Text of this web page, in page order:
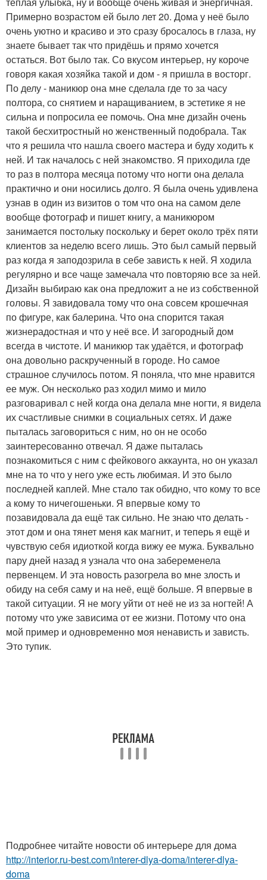
Примерно возрастом ей было лет 20. Дома у неё было
очень уютно и красиво и это сразу бросалось в глаза, ну
знаете бывает так что придёшь и прямо хочется
остаться. Вот было так. Со вкусом интерьер, ну короче
говоря какая хозяйка такой и дом - я пришла в восторг.
По делу - маникюр она мне сделала где то за часу
полтора, со снятием и наращиванием, в эстетике я не
сильна и попросила ее помочь. Она мне дизайн очень
такой бесхитростный но женственный подобрала. Так
что я решила что нашла своего мастера и буду ходить к
ней. И так началось с ней знакомство. Я приходила где
то раз в полтора месяца потому что ногти она делала
практично и они носились долго. Я была очень удивлена
узнав в один из визитов о том что она на самом деле
вообще фотограф и пишет книгу, а маникюром
занимается постольку поскольку и берет около трёх пяти
клиентов за неделю всего лишь. Это был самый первый
раз когда я заподозрила в себе зависть к ней. Я ходила
регулярно и все чаще замечала что повторяю все за ней.
Дизайн выбираю как она предложит а не из собственной
головы. Я завидовала тому что она совсем крошечная
по фигуре, как балерина. Что она спорится такая
жизнерадостная и что у неё все. И загородный дом
всегда в чистоте. И маникюр так удаётся, и фотограф
она довольно раскрученный в городе. Но самое
страшное случилось потом. Я поняла, что мне нравится
ее муж. Он несколько раз ходил мимо и мило
разговаривал с ней когда она делала мне ногти, я видела
их счастливые снимки в социальных сетях. И даже
пыталась заговориться с ним, но он не особо
заинтересованно отвечал. Я даже пыталась
познакомиться с ним с фейкового аккаунта, но он указал
мне на то что у него уже есть любимая. И это было
последней каплей. Мне стало так обидно, что кому то все
а кому то ничегошеньки. Я впервые кому то
позавидовала да ещё так сильно. Не знаю что делать -
этот дом и она тянет меня как магнит, и теперь я ещё и
чувствую себя идиоткой когда вижу ее мужа. Буквально
пару дней назад я узнала что она забеременела
первенцем. И эта новость разогрела во мне злость и
обиду на себя саму и на неё, ещё больше. Я впервые в
такой ситуации. Я не могу уйти от неё не из за ногтей! А
потому что уже зависима от ее жизни. Потому что она
мой пример и одновременно моя ненависть и зависть.
Это тупик.
Подробнее читайте новости об интерьере для дома
http://interior.ru-best.com/interer-dlya-doma/interer-dlya-
doma